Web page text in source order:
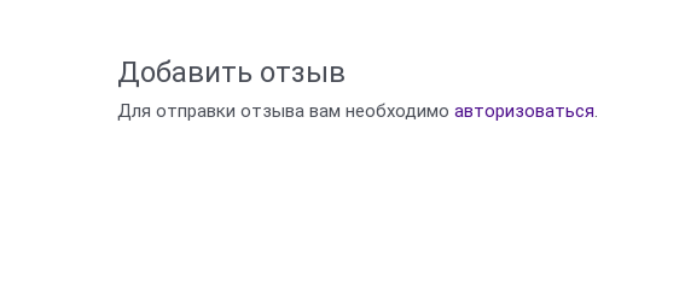
Добавить отзыв
Для отправки отзыва вам необходимо авторизоваться